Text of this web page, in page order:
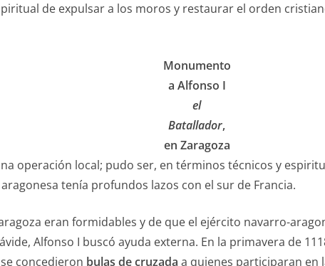
de expulsar a los moros y restaurar el orden
Monumento
a Alfonso I
el
Batallador,
en Zaragoza
operación local; pudo ser, en términos técnicos y
tenía profundos lazos con el sur de Francia.
eran formidables y de que el ejército navarro-
Alfonso I buscó ayuda externa. En la primavera de
concedieron bulas de cruzada a quienes participaran en